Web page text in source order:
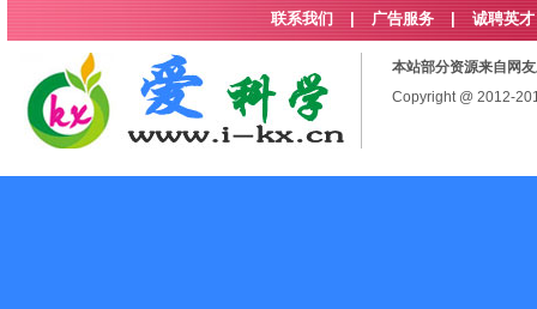
联系我们 广告服务 | 诚聘英才
本站部分资源来自网
Copyright @ 2012-